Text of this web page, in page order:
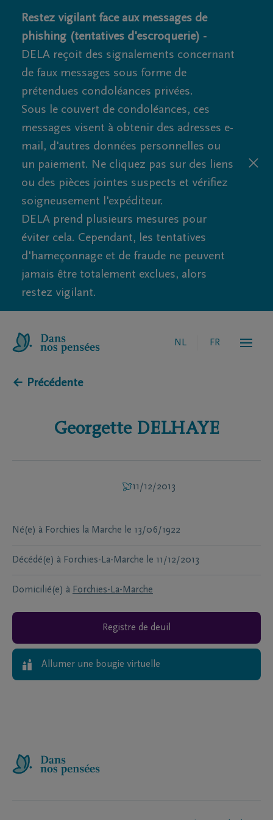
Restez vigilant face aux messages de
phishing (tentatives d'escroquerie) -
DELA reçoit des signalements concernant
de faux messages sous forme de
prétendues condoléances privées.
Sous le couvert de condoléances, ces
messages visent à obtenir des adresses e-
mail, d'autres données personnelles ou
un paiement. Ne cliquez pas sur des liens
ou des pièces jointes suspects et vérifiez
soigneusement l'expéditeur.
DELA prend plusieurs mesures pour
éviter cela. Cependant, les tentatives
d'hameçonnage et de fraude ne peuvent
jamais être totalement exclues, alors
restez vigilant.
NL FR
← Précédente
Georgette DELHAYE
11/12/2013
Né(e) à Forchies la Marche le 13/06/1922
Décédé(e) à Forchies-La-Marche le 11/12/2013
Domicilié(e) à Forchies-La-Marche
Registre de deuil
Allumer une bougie virtuelle